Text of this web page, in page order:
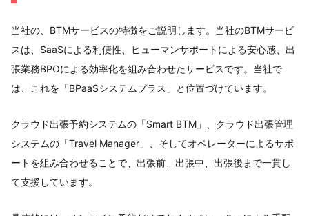
当社の、BTMサービスの特徴をご説明します。当社のBTMサービ
スは、SaaSによる利便性、ヒューマンサポートによる安心感、出
張業務BPOによる効率化を組み合わせたサービスです。当社で
は、これを「BPaaSシステムプラス」と位置づけています。
クラウド出張予約システムの「Smart BTM」、クラウド出張管理
システムの「Travel Manager」、そしてオペレーターによるサポ
ートを組み合わせることで、出張前、出張中、出張後まで一貫し
て支援しています。